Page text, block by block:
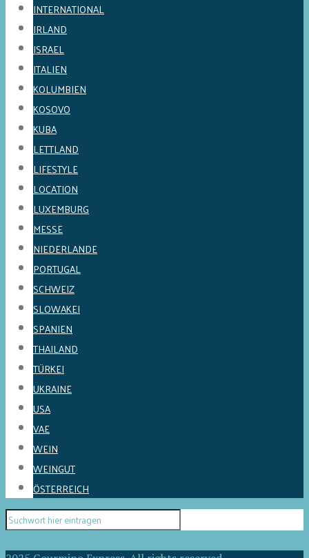
INTERNATIONAL
IRLAND
ISRAEL
ITALIEN
KOLUMBIEN
KOSOVO
KUBA
LETTLAND
LIFESTYLE
LOCATION
LUXEMBURG
MESSE
NIEDERLANDE
PORTUGAL
SCHWEIZ
SLOWAKEI
SPANIEN
THAILAND
TÜRKEI
UKRAINE
USA
VAE
WEIN
WEINGUT
ÖSTERREICH